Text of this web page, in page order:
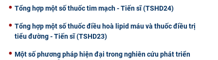
Tổng hợp một số thuốc tim mạch - Tiến sĩ (TSHD24)
Tổng hợp một số thuốc điều hoà lipid máu và thuốc điều trị
tiểu đường - Tiến sĩ (TSHD23)
Một số phương pháp hiện đại trong nghiên cứu phát triển